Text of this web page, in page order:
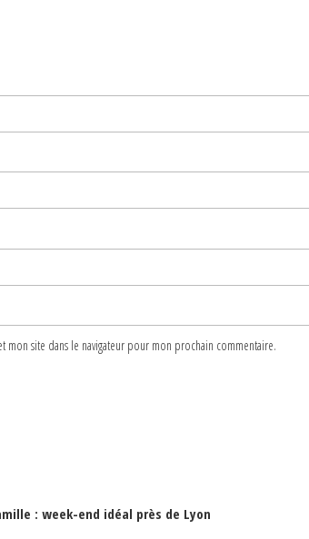
mon site dans le navigateur pour mon prochain commentaire.
: week-end idéal près de Lyon